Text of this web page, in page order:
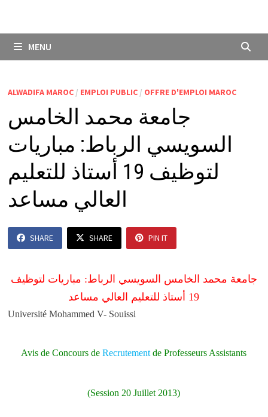
MENU
ALWADIFA MAROC/ EMPLOI PUBLIC/ OFFRE D'EMPLOI MAROC
جامعة محمد الخامس
السويسي الرباط: مباريات
لتوظيف 19 أستاذ للتعليم
العالي مساعد
SHARE SHARE PIN IT
جامعة محمد الخامس السويسي الرباط: مباريات لتوظيف
19 أستاذ للتعليم العالي مساعد
Université Mohammed V- Souissi
Avis de Concours deRecrutement de Professeurs Assistants
(Session 20 Juillet 2013)